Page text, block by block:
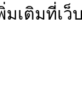
เติมที่เว็